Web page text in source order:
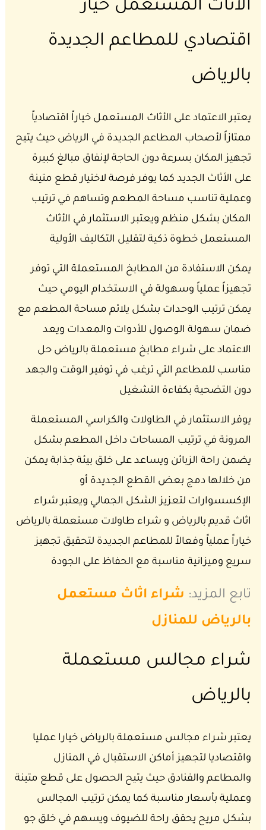
الأثاث المستعمل خيار
اقتصادي للمطاعم الجديدة
بالرياض
يعتبر الاعتماد على الأثاث المستعمل خياراً اقتصادياً
ممتازاً لأصحاب المطاعم الجديدة في الرياض حيث يتيح
تجهيز المكان بسرعة دون الحاجة لإنفاق مبالغ كبيرة
على الأثاث الجديد كما يوفر فرصة لاختيار قطع متينة
وعملية تناسب مساحة المطعم وتساهم في ترتيب
المكان بشكل منظم ويعتبر الاستثمار في الأثاث
المستعمل خطوة ذكية لتقليل التكاليف الأولية
يمكن الاستفادة من المطابخ المستعملة التي توفر
تجهيزاً عملياً وسهولة في الاستخدام اليومي حيث
يمكن ترتيب الوحدات بشكل يلائم مساحة المطعم مع
ضمان سهولة الوصول للأدوات والمعدات ويعد
الاعتماد على شراء مطابخ مستعملة بالرياض حل
مناسب للمطاعم التي ترغب في توفير الوقت والجهد
دون التضحية بكفاءة التشغيل
يوفر الاستثمار في الطاولات والكراسي المستعملة
المرونة في ترتيب المساحات داخل المطعم بشكل
يضمن راحة الزبائن ويساعد على خلق بيئة جذابة يمكن
من خلالها دمج بعض القطع الجديدة أو
الإكسسوارات لتعزيز الشكل الجمالي ويعتبر شراء
اثاث قديم بالرياض و شراء طاولات مستعملة بالرياض
خياراً عملياً وفعالاً للمطاعم الجديدة لتحقيق تجهيز
سريع وميزانية مناسبة مع الحفاظ على الجودة
تابع المزيد: شراء اثاث مستعمل
بالرياض للمنازل
شراء مجالس مستعملة
بالرياض
يعتبر شراء مجالس مستعملة بالرياض خيارا عمليا
واقتصاديا لتجهيز أماكن الاستقبال في المنازل
والمطاعم والفنادق حيث يتيح الحصول على قطع متينة
وعملية بأسعار مناسبة كما يمكن ترتيب المجالس
بشكل مريح يحقق راحة للضيوف ويسهم في خلق جو